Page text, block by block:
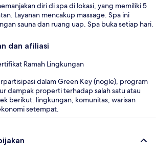
diri di spa di lokasi, yang memiliki 5
Layanan mencakup massage. Spa ini
sauna dan ruang uap. Spa buka setiap hari.
dan afiliasi
Ramah Lingkungan
dalam Green Key (nogle), program
dampak properti terhadap salah satu atau
berikut: lingkungan, komunitas, warisan
setempat.